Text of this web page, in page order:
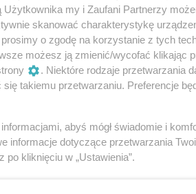
Użytkownika my i Zaufani Partnerzy
skanować charakterystykę
o zgodę na korzystanie z tych
możesz ją zmienić/wycofać klikając
. Niektóre rodzaje przetwarzania
takiemu przetwarzaniu. Preferencje
abyś mógł świadomie i
informacje dotyczące przetwarzania
po kliknięciu w „Ustawienia”.